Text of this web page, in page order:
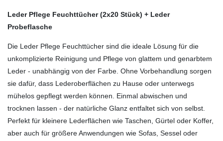
Leder Pflege Feuchttücher (2x20 Stück) + Leder
Probeflasche
Die Leder Pflege Feuchttücher sind die ideale Lösung für die
unkomplizierte Reinigung und Pflege von glattem und genarbtem
Leder - unabhängig von der Farbe. Ohne Vorbehandlung sorgen
sie dafür, dass Lederoberflächen zu Hause oder unterwegs
mühelos gepflegt werden können. Einmal abwischen und
trocknen lassen - der natürliche Glanz entfaltet sich von selbst.
Perfekt für kleinere Lederflächen wie Taschen, Gürtel oder Koffer,
aber auch für größere Anwendungen wie Sofas, Sessel oder